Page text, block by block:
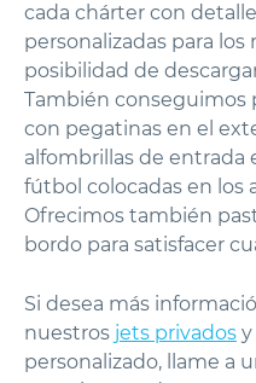
cada chárter con
personalizadas para los
posibilidad de
También conseguimos
con pegatinas en el
alfombrillas de entrada
fútbol colocadas en los
Ofrecimos también
bordo para satisfacer
Si desea más
nuestros jets privados
personalizado, llame a